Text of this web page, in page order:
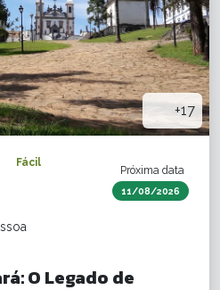
+17
Próxima data
11/08/2026
Fácil
O Legado de